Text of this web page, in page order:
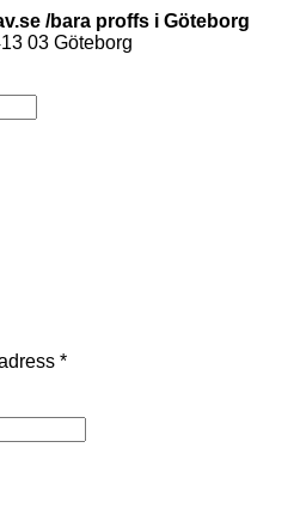
/bara proffs i Göteborg
03 Göteborg
*Obligatoriskt